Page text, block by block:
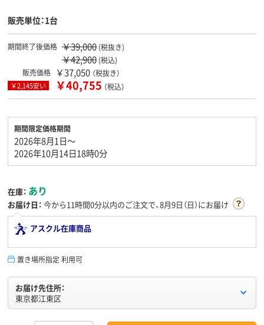
販売単位：1台
期間終了後価格 ￥39,000 (税抜き)
￥42,900 (税込)
販売価格
￥37,050 （税抜き）
￥2,145安い ￥40,755 （税込）
期間限定価格期間
2026年8月1日～
2026年10月14日18時0分
在庫： あり
お届け日： 今から11時間0分以内のご注文で、8月9日（日）にお届け
アスクル在庫商品
置き場所指定 利用可
お届け先住所：
東京都江東区